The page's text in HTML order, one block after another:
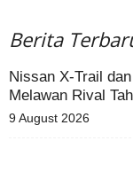
Berita
Nissan X-Trail
Melawan Rival
9 August 2026